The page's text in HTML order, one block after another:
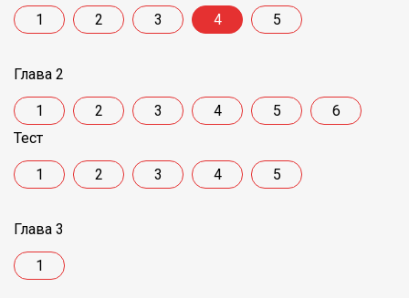
1 2 3 4 5
Глава 2
1 2 3 4 5
6
Тест
1 2 3 4 5
Глава 3
1